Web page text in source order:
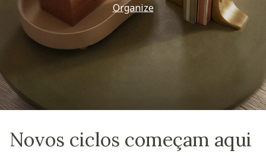
Organize
Novos ciclos começam aqui